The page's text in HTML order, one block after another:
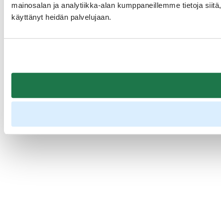
mainosalan ja analytiikka-alan kumppaneillemme tietoja
käyttänyt heidän palvelujaan.